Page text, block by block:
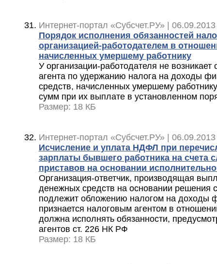
Интернет-портал «Субсчет.РУ» |
Порядок исполнения обязанностей
организацией-работодателем в
начисленных умершему работнику
У организации-работодателя не возникает
агента по удержанию налога на доходы
средств, начисленных умершему
сумм при их выплате в установленном
Размер: 18 КБ
Интернет-портал «Субсчет.РУ» |
Исчисление и уплата НДФЛ при
зарплаты бывшего работника на счета
приставов на основании
Организация-ответчик, производящая
денежных средств на основании решения
подлежит обложению налогом на доходы
признается налоговым агентом в
должна исполнять обязанности,
агентов ст. 226 НК РФ
Размер: 18 КБ